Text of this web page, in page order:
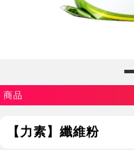
商品
【力素】纖維粉